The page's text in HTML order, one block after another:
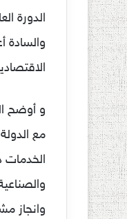
و أوضح
مع
الخدمات
وانجاز